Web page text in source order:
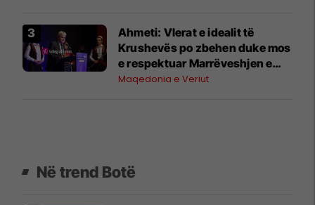
Ahmeti: Vlerat e idealit të
Krushevës po zbehen duke mos
e respektuar Marrëveshjen e
Ohrit dhe shqiptarët
Maqedonia e Veriut
Në trend Botë